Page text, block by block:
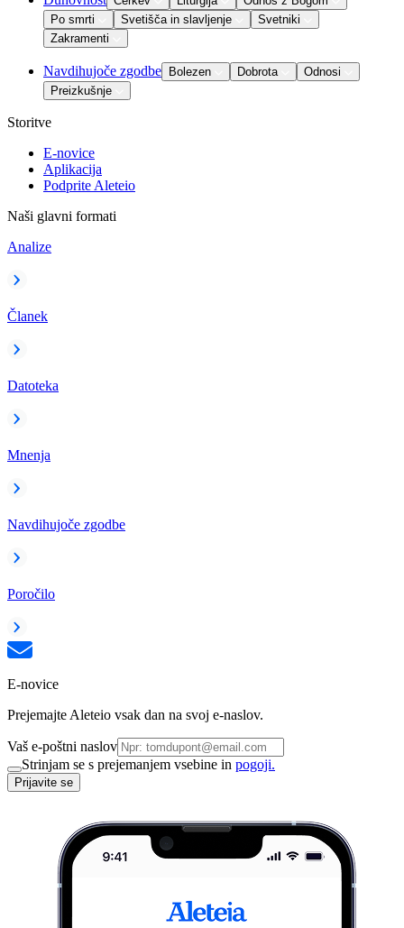
Po smrti
Svetišča in slavljenje
Svetniki
Zakramenti
Navdihujoče zgodbe Bolezen Dobrota
Odnosi
Preizkušnje
Storitve
E-novice
Aplikacija
Podprite Aleteio
Naši glavni formati
Analize
Članek
Datoteka
Mnenja
Navdihujoče zgodbe
Poročilo
E-novice
Prejemajte Aleteio vsak dan na svoj e-naslov.
Vaš e-poštni naslov
Strinjam se s prejemanjem vsebine in pogoji.
Prijavite se